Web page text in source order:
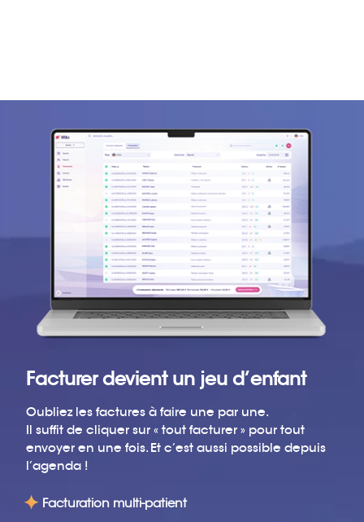
Facturer devient un jeu d’enfant
Oubliez les factures à faire une par une.
Il suffit de cliquer sur « tout facturer » pour tout
envoyer en une fois. Et c’est aussi possible depuis
l’agenda !
Facturation multi-patient